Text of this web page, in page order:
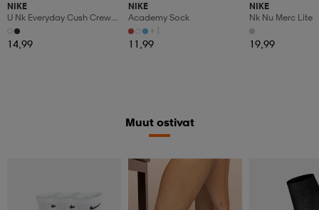
NIKE
U Nk Everyday Cush Crew
3pr
14,99
NIKE
Academy Sock
+1
11,99
NIKE
Nk Nu Merc Lite
19,99
Muut ostivat